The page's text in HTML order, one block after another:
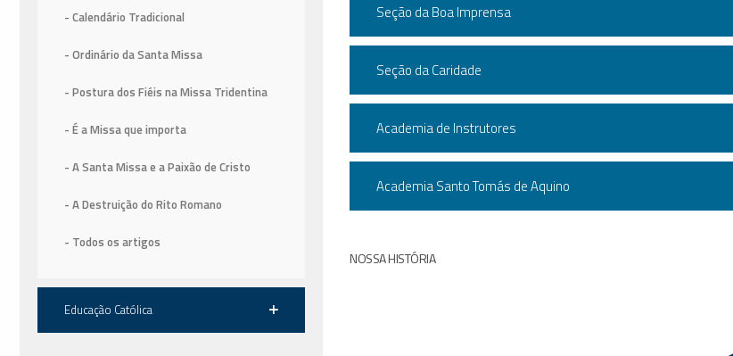
Seção da Boa Imprensa
Seção da Caridade
Academia de Instrutores
Academia Santo Tomás de Aquino
NOSSA HISTÓRIA
- Calendário Tradicional
- Ordinário da Santa Missa
- Postura dos Fiéis na Missa Tridentina
- É a Missa que importa
- A Santa Missa e a Paixão de Cristo
- A Destruição do Rito Romano
- Todos os artigos
Educação Católica